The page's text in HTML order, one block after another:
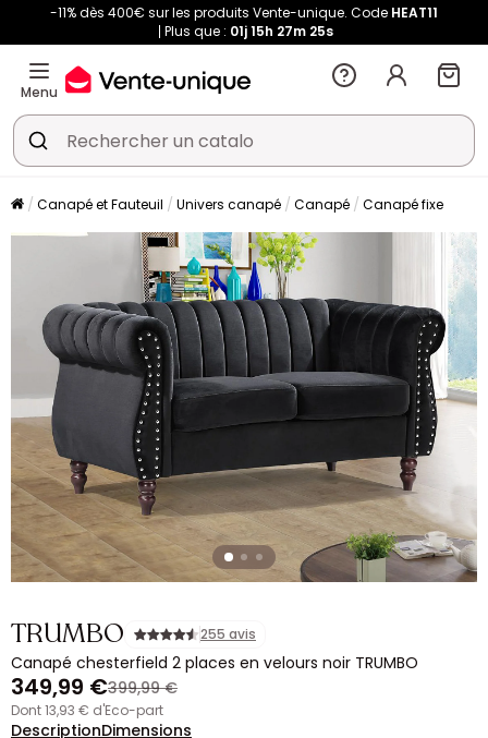
-11% dès 400€ sur les produits Vente-unique. Code HEAT11
Plus que : 01j15h 27m 25s
Menu
Canapé et Fauteuil Univers canapé Canapé Canapé fixe
TRUMBO 255 avis
Canapé chesterfield 2 places en velours noir TRUMBO
349,99 €399,99 €
dont 13,93 € d'Eco-part
DescriptionDimensions